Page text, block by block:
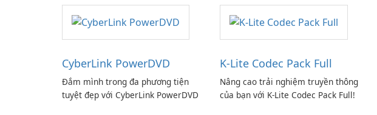
CyberLink PowerDVD
Đắm mình trong đa phương tiện
tuyệt đẹp với CyberLink PowerDVD
K-Lite Codec Pack Full
Nâng cao trải nghiệm truyền thông
của bạn với K-Lite Codec Pack Full!